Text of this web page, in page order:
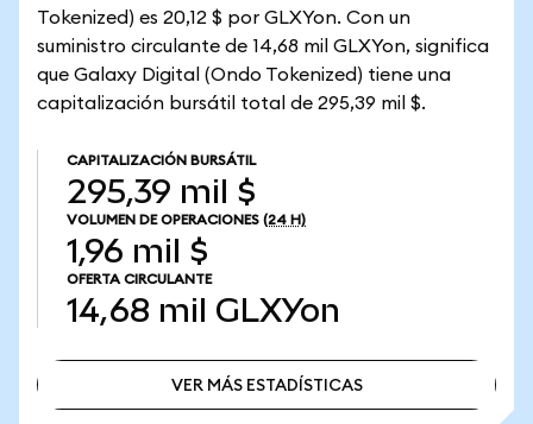
Tokenized) es 20,12 $ por GLXYon. Con un
suministro circulante de 14,68 mil GLXYon, significa
que Galaxy Digital (Ondo Tokenized) tiene una
capitalización bursátil total de 295,39 mil $.
CAPITALIZACIÓN BURSÁTIL
295,39 mil $
VOLUMEN DE OPERACIONES (24 H)
1,96 mil $
OFERTA CIRCULANTE
14,68 mil GLXYon
VER MÁS ESTADÍSTICAS